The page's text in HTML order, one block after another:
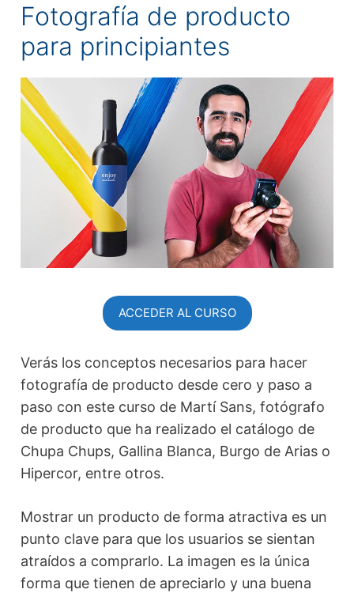
Fotografía de producto
para principiantes
ACCEDER AL CURSO
Verás los conceptos necesarios para hacer
fotografía de producto desde cero y paso a
paso con este curso de Martí Sans, fotógrafo
de producto que ha realizado el catálogo de
Chupa Chups, Gallina Blanca, Burgo de Arias o
Hipercor, entre otros.
Mostrar un producto de forma atractiva es un
punto clave para que los usuarios se sientan
atraídos a comprarlo. La imagen es la única
forma que tienen de apreciarlo y una buena